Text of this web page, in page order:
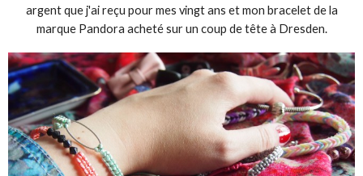
argent que j'ai reçu pour mes vingt ans et mon bracelet de la
marque Pandora acheté sur un coup de tête à Dresden.